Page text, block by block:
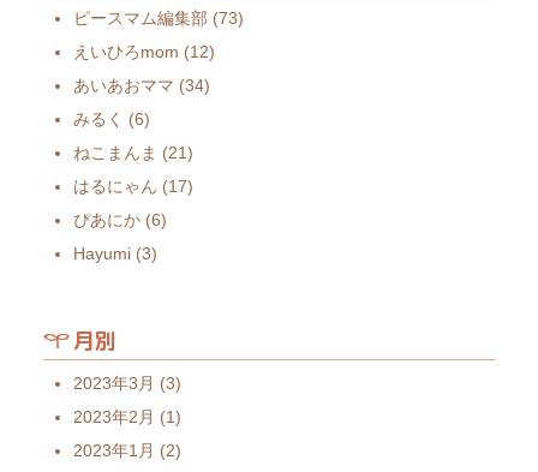
ピースマム編集部 (73)
えいひろmom (12)
あいあおママ (34)
みるく
(6)
ねこまんま (21)
はるにゃん (17)
ぴあにか(6)
Hayumi(3)
月別
2023年3月 (3)
2023年2月 (1)
2023年1月 (2)